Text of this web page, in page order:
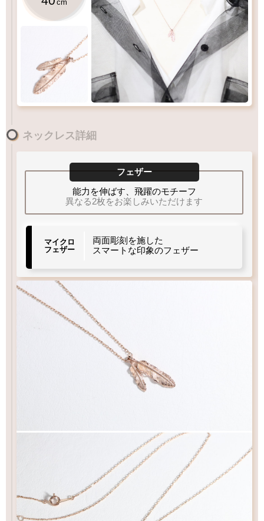
cm
肌なじみの良い軽い着け心地です
華奢で短めのチェーンです
×3mm ×4.5mm
アジャスター管
40cm
かなり短め
多くの方が該当
ネックレス詳細
フェザー
能力を伸ばす、飛躍のモチーフ
異なる2枚をお楽しみいただけます
マイクロ
フェザー
両面彫刻を施した
スマートな印象のフェザー